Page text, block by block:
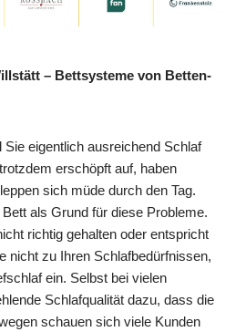
– Bettsysteme von Betten-
eigentlich ausreichend Schlaf
erschöpft auf, haben
sich müde durch den Tag.
als Grund für diese Probleme.
richtig gehalten oder entspricht
nicht zu Ihren Schlafbedürfnissen,
ein. Selbst bei vielen
Schlafqualität dazu, dass die
schauen sich viele Kunden